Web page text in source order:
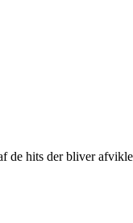
de hits der bliver